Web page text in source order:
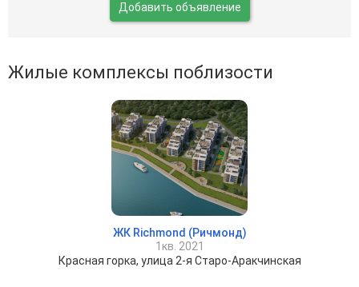
Добавить объявление
Жилые комплексы поблизости
ЖК Richmond (Ричмонд)
1кв. 2021
Красная горка, улица 2-я Старо-Аракчинская